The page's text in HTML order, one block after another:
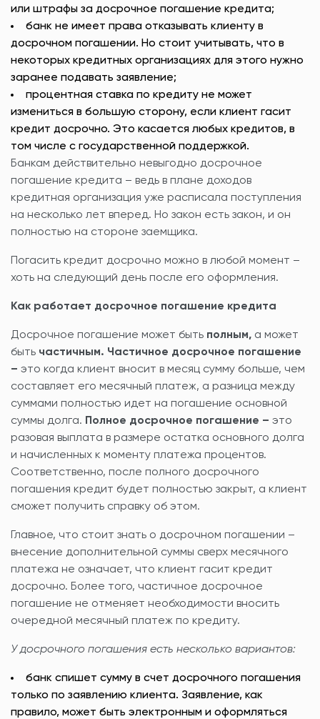
или штрафы за досрочное погашение кредита;
банк не имеет права отказывать клиенту в
досрочном погашении. Но стоит учитывать, что в
некоторых кредитных организациях для этого нужно
заранее подавать заявление;
процентная ставка по кредиту не может
измениться в большую сторону, если клиент гасит
кредит досрочно. Это касается любых кредитов, в
том числе с государственной поддержкой.
Банкам действительно невыгодно досрочное
погашение кредита – ведь в плане доходов
кредитная организация уже расписала поступления
на несколько лет вперед. Но закон есть закон, и он
полностью на стороне заемщика.
Погасить кредит досрочно можно в любой момент –
хоть на следующий день после его оформления.
Как работает досрочное погашение кредита
Досрочное погашение может быть полным, а может
быть частичным. Частичное досрочное погашение
– это когда клиент вносит в месяц сумму больше, чем
составляет его месячный платеж, а разница между
суммами полностью идет на погашение основной
суммы долга. Полное досрочное погашение – это
разовая выплата в размере остатка основного долга
и начисленных к моменту платежа процентов.
Соответственно, после полного досрочного
погашения кредит будет полностью закрыт, а клиент
сможет получить справку об этом.
Главное, что стоит знать о досрочном погашении –
внесение дополнительной суммы сверх месячного
платежа не означает, что клиент гасит кредит
досрочно. Более того, частичное досрочное
погашение не отменяет необходимости вносить
очередной месячный платеж по кредиту.
У досрочного погашения есть несколько вариантов:
банк спишет сумму в счет досрочного погашения
только по заявлению клиента. Заявление, как
правило, может быть электронным и оформляться